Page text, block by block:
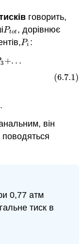
говорить,
Ptot
Ptot, дорівнює
Pi
Pi :
3+. . .
(6.7.1)
=∑
він
0,77 атм
тиск в